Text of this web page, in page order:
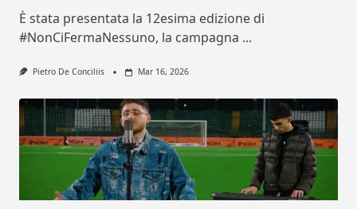
È stata presentata la 12esima edizione di
#NonCiFermaNessuno, la campagna ...
Pietro De Conciliis Mar 16, 2026